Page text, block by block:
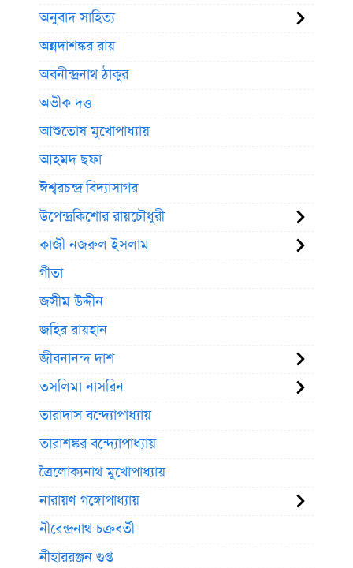
অনুবাদ সাহিত্য
অন্নদাশঙ্কর রায়
অবনীন্দ্রনাথ ঠাকুর
অভীক দত্ত
আশুতোষ মুখোপাধ্যায়
আহমদ ছফা
ঈশ্বরচন্দ্র বিদ্যাসাগর
উপেন্দ্রকিশোর রায়চৌধুরী
কাজী নজরুল ইসলাম
গীতা
জসীম উদ্দীন
জহির রায়হান
জীবনানন্দ দাশ
তসলিমা নাসরিন
তারাদাস বন্দ্যোপাধ্যায়
তারাশঙ্কর বন্দ্যোপাধ্যায়
ত্রৈলোক্যনাথ মুখোপাধ্যায়
নারায়ণ গঙ্গোপাধ্যায়
নীরেন্দ্রনাথ চক্রবর্তী
নীহাররঞ্জন গুপ্ত